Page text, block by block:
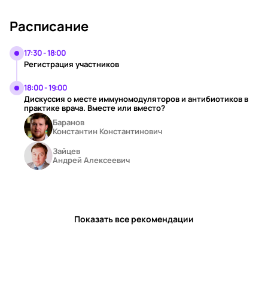
Расписание
17:30 - 18:00
Регистрация участников
18:00 - 19:00
Дискуссия о месте иммуномодуляторов и антибиотиков в
практике врача. Вместе или вместо?
Баранов
Константин Константинович
Зайцев
Андрей Алексеевич
Показать все рекомендации